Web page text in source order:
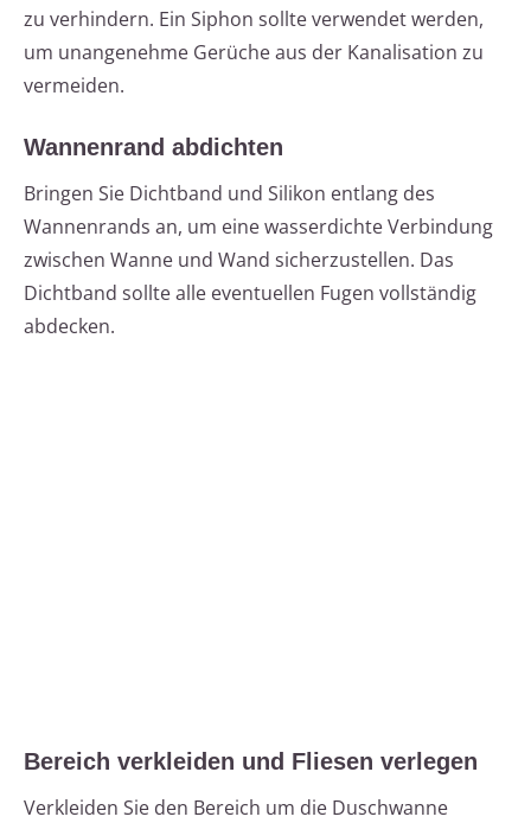
zu verhindern. Ein Siphon sollte verwendet werden,
um unangenehme Gerüche aus der Kanalisation zu
vermeiden.
Wannenrand abdichten
Bringen Sie Dichtband und Silikon entlang des
Wannenrands an, um eine wasserdichte Verbindung
zwischen Wanne und Wand sicherzustellen. Das
Dichtband sollte alle eventuellen Fugen vollständig
abdecken.
Bereich verkleiden und Fliesen verlegen
Verkleiden Sie den Bereich um die Duschwanne